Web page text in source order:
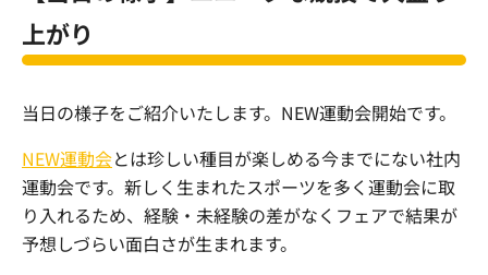
上がり
当日の様子をご紹介いたします。NEW運動会開始です。
NEW運動会とは珍しい種目が楽しめる今までにない社内
運動会です。新しく生まれたスポーツを多く運動会に取
り入れるため、経験・未経験の差がなくフェアで結果が
予想しづらい面白さが生まれます。